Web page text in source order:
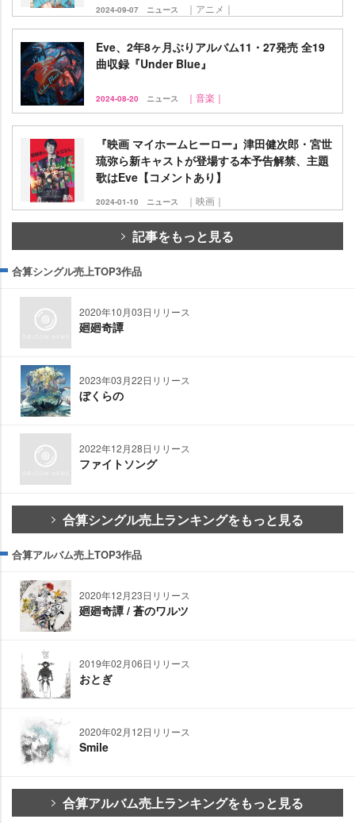
2024-09-07 ニュース ｜アニメ｜
Eve、2年8ヶ月ぶりアルバム11・27発売 全19
曲収録『Under Blue』
2024-08-20 ニュース ｜音楽｜
『映画 マイホームヒーロー』津田健次郎・宮世
琉弥ら新キャストが登場する本予告解禁、主題
歌はEve【コメントあり】
2024-01-10 ニュース ｜映画｜
記事をもっと見る
合算シングル売上TOP3作品
2020年10月03日リリース
廻廻奇譚
2023年03月22日リリース
ぼくらの
2022年12月28日リリース
ファイトソング
合算シングル売上ランキングをもっと見る
合算アルバム売上TOP3作品
2020年12月23日リリース
廻廻奇譚 / 蒼のワルツ
2019年02月06日リリース
おとぎ
2020年02月12日リリース
Smile
合算アルバム売上ランキングをもっと見る